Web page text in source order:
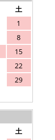
土
1
8
15
22
29
土